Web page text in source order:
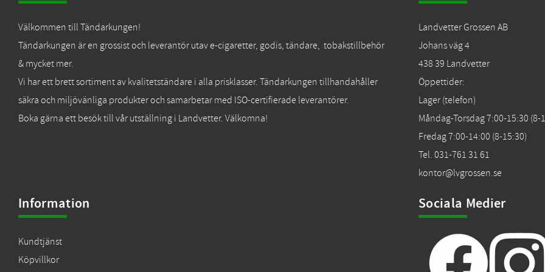
Välkommen till Tändarkungen!
Tändarkungen är en grossist och leverantör utav e-cigaretter, godis, tändare, tobakstillbehör
& mycket mer.
Vi har ett brett sortiment av kvalitetständare i alla prisklasser. Tändarkungen tillhandahåller
säkra och miljövänliga produkter och samarbetar med ISO-certifierade leverantörer.
Boka gärna ett besök till vår utställning i Landvetter. Välkomna!
Landvetter Grossen AB
Johans väg 4
438 39 Landvetter
Öppettider:
Lager (telefon)
Måndag-Torsdag 7:00-15:30 (8-
Fredag 7:00-14:00 (8-15:30)
Tel. 031-761 31 61
kontor@lvgrossen.se
Information
Kundtjänst
Köpvillkor
Sociala Medier